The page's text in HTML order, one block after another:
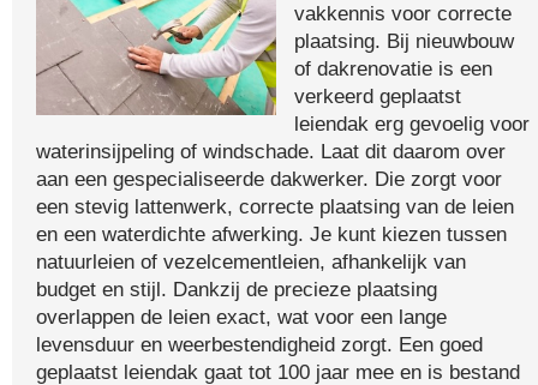
vakkennis voor correcte
plaatsing. Bij nieuwbouw
of dakrenovatie is een
verkeerd geplaatst
leiendak erg gevoelig voor
waterinsijpeling of windschade. Laat dit daarom over
aan een gespecialiseerde dakwerker. Die zorgt voor
een stevig lattenwerk, correcte plaatsing van de leien
en een waterdichte afwerking. Je kunt kiezen tussen
natuurleien of vezelcementleien, afhankelijk van
budget en stijl. Dankzij de precieze plaatsing
overlappen de leien exact, wat voor een lange
levensduur en weerbestendigheid zorgt. Een goed
geplaatst leiendak gaat tot 100 jaar mee en is bestand